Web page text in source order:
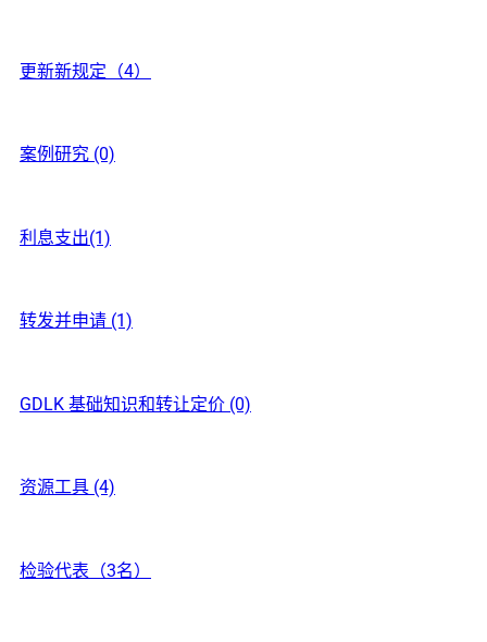
更新新规定（4）
案例研究 (0)
利息支出(1)
转发并申请 (1)
GDLK 基础知识和转让定价 (0)
资源工具 (4)
检验代表（3名）